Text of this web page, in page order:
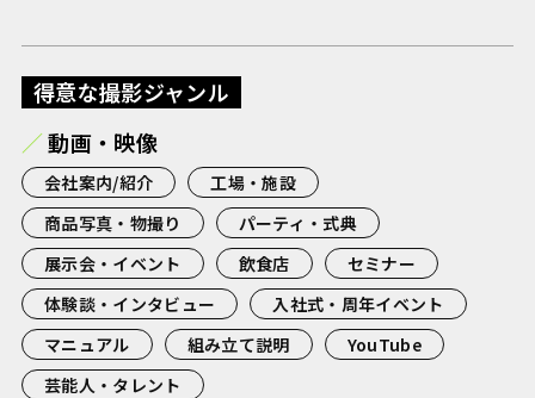
得意な撮影ジャンル
動画・映像
会社案内/紹介
工場・施設
商品写真・物撮り
パーティ・式典
展示会・イベント
飲食店
セミナー
体験談・インタビュー
入社式・周年イベント
マニュアル
組み立て説明
YouTube
芸能人・タレント